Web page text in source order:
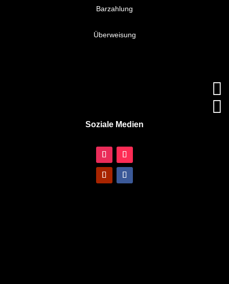
Barzahlung
Überweisung
Soziale Medien

